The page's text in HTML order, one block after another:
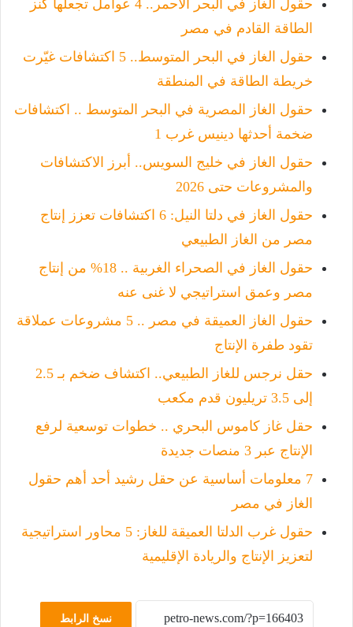
حقول الغاز في البحر الأحمر.. 4 عوامل تجعلها كنز
الطاقة القادم في مصر
حقول الغاز في البحر المتوسط.. 5 اكتشافات غيّرت
خريطة الطاقة في المنطقة
حقول الغاز المصرية في البحر المتوسط .. اكتشافات
ضخمة أحدثها دينيس غرب 1
حقول الغاز في خليج السويس.. أبرز الاكتشافات
والمشروعات حتى 2026
حقول الغاز في دلتا النيل: 6 اكتشافات تعزز إنتاج
مصر من الغاز الطبيعي
حقول الغاز في الصحراء الغربية .. 18% من إنتاج
مصر وعمق استراتيجي لا غنى عنه
حقول الغاز العميقة في مصر .. 5 مشروعات عملاقة
تقود طفرة الإنتاج
حقل نرجس للغاز الطبيعي.. اكتشاف ضخم بـ 2.5
إلى 3.5 تريليون قدم مكعب
حقل غاز كاموس البحري .. خطوات توسعية لرفع
الإنتاج عبر 3 منصات جديدة
7 معلومات أساسية عن حقل رشيد أحد أهم حقول
الغاز في مصر
حقول غرب الدلتا العميقة للغاز: 5 محاور استراتيجية
لتعزيز الإنتاج والريادة الإقليمية
نسخ الرابط